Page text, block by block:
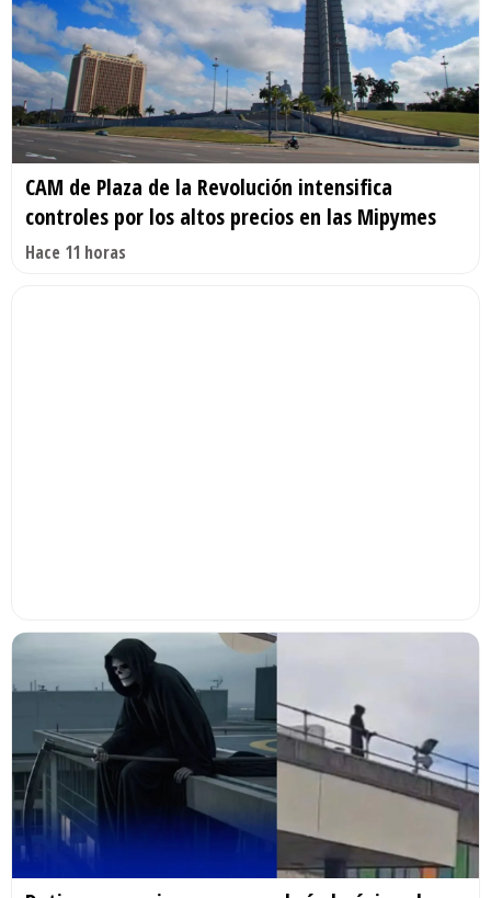
CAM de Plaza de la Revolución intensifica
controles por los altos precios en las Mipymes
Hace 11 horas